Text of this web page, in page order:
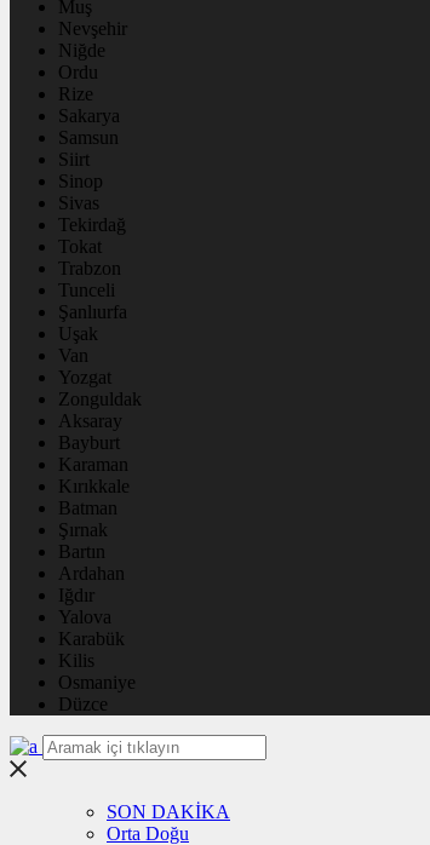
Muş
Nevşehir
Niğde
Ordu
Rize
Sakarya
Samsun
Siirt
Sinop
Sivas
Tekirdağ
Tokat
Trabzon
Tunceli
Şanlıurfa
Uşak
Van
Yozgat
Zonguldak
Aksaray
Bayburt
Karaman
Kırıkkale
Batman
Şırnak
Bartın
Ardahan
Iğdır
Yalova
Karabük
Kilis
Osmaniye
Düzce
SON DAKİKA
Orta Doğu